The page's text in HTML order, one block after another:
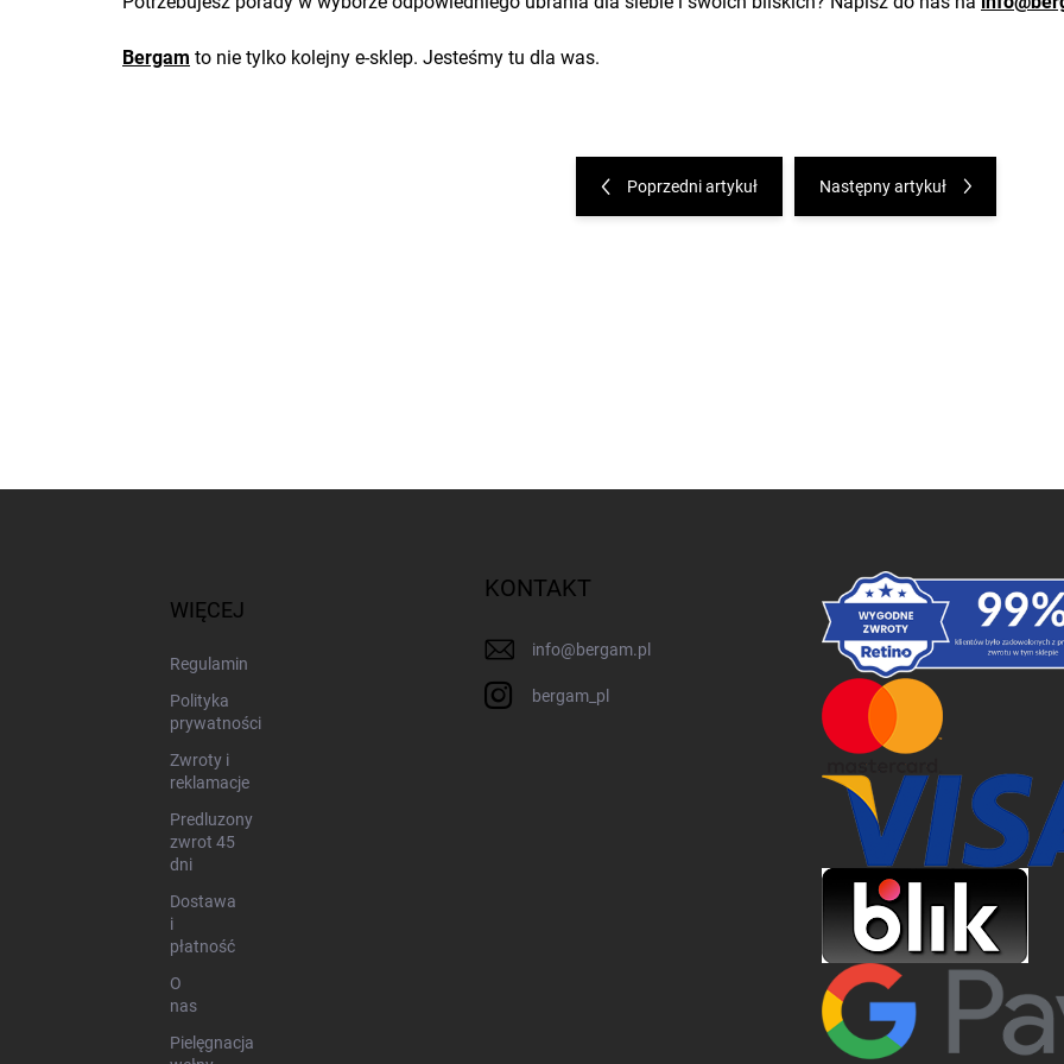
Bergam to nie tylko kolejny e-sklep. Jesteśmy tu dla was.
Poprzedni artykuł Następny artykuł
WIĘCEJ
Regulamin
Polityka
prywatności
Zwroty i
reklamacje
Predluzony
zwrot 45
dni
Dostawa
i
płatność
O
nas
Pielęgnacja
KONTAKT
info@bergam.pl
bergam_pl